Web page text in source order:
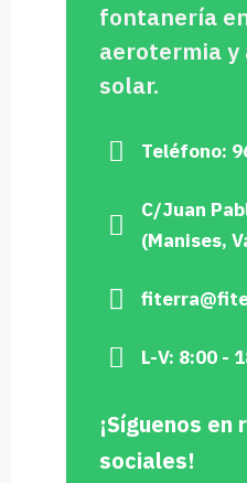
fontanería
aerotermia y
solar.
Teléfono:
C/Juan
(Manises,
L-V: 8:00 -
¡Síguenos en
sociales!